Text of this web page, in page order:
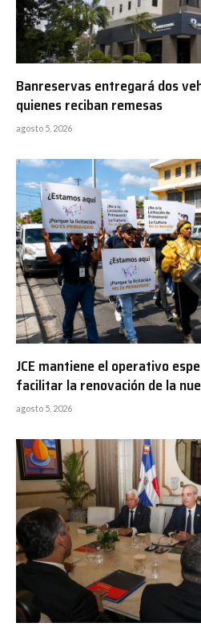
Banreservas entregará dos
quienes reciban remesas
agosto 5, 2026
JCE mantiene el operativo
facilitar la renovación de la
agosto 5, 2026